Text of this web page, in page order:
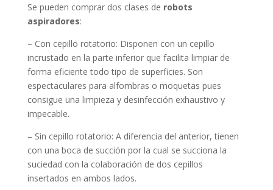
Se pueden comprar dos clases de robots
aspiradores:
– Con cepillo rotatorio: Disponen con un cepillo
incrustado en la parte inferior que facilita limpiar de
forma eficiente todo tipo de superficies. Son
espectaculares para alfombras o moquetas pues
consigue una limpieza y desinfección exhaustivo y
impecable.
– Sin cepillo rotatorio: A diferencia del anterior, tienen
con una boca de succión por la cual se succiona la
suciedad con la colaboración de dos cepillos
insertados en ambos lados.